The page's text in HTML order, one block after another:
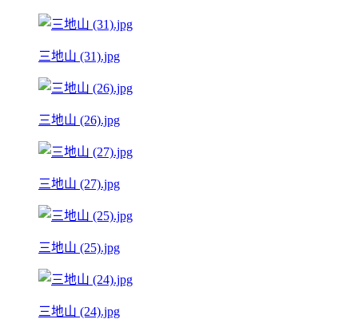
三地山 (31).jpg
三地山 (26).jpg
三地山 (27).jpg
三地山 (25).jpg
三地山 (24).jpg